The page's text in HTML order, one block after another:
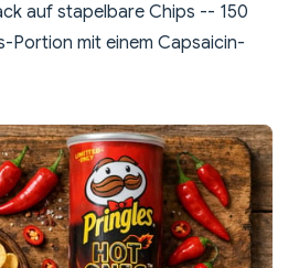
auf stapelbare Chips -- 150
Portion mit einem Capsaicin-